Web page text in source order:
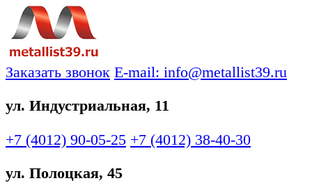
Заказать звонок E-mail: info@metallist39.ru
ул. Индустриальная, 11
+7 (4012) 90-05-25 +7 (4012) 38-40-30
ул. Полоцкая, 45